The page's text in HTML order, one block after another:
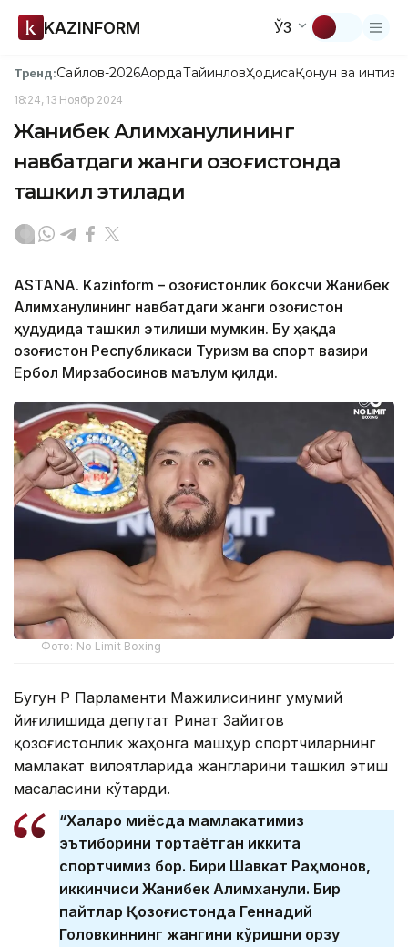
KAZINFORM ЎЗ
Тренд:Сайлов-2026АқордаТайинловҲодисаҚонун ва
18:24, 13 Ноябр 2024
Жанибек Алимханулининг
навбатдаги жанги Қозоғистонда
ташкил этилади
ASTANA. Kazinform – Қозоғистонлик боксчи Жанибек
Алимханулининг навбатдаги жанги Қозоғистон
ҳудудида ташкил этилиши мумкин. Бу ҳақда
Қозоғистон Республикаси Туризм ва спорт вазири
Ербол Мирзабосинов маълум қилди.
Фото: No Limit Boxing
Бугун ҚР Парламенти Мажилисининг умумий
йиғилишида депутат Ринат Зайитов
қозоғистонлик жаҳонга машҳур спортчиларнинг
мамлакат вилоятларида жангларини ташкил этиш
масаласини кўтарди.
“Халқаро миқёсда мамлакатимиз
эътиборини тортаётган иккита
спортчимиз бор. Бири Шавкат Раҳмонов,
иккинчиси Жанибек Алимханули. Бир
пайтлар Қозоғистонда Геннадий
Головкиннинг жангини кўришни орзу